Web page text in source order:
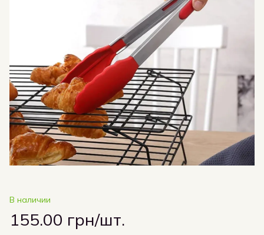
В наличии
155.00 грн/шт.